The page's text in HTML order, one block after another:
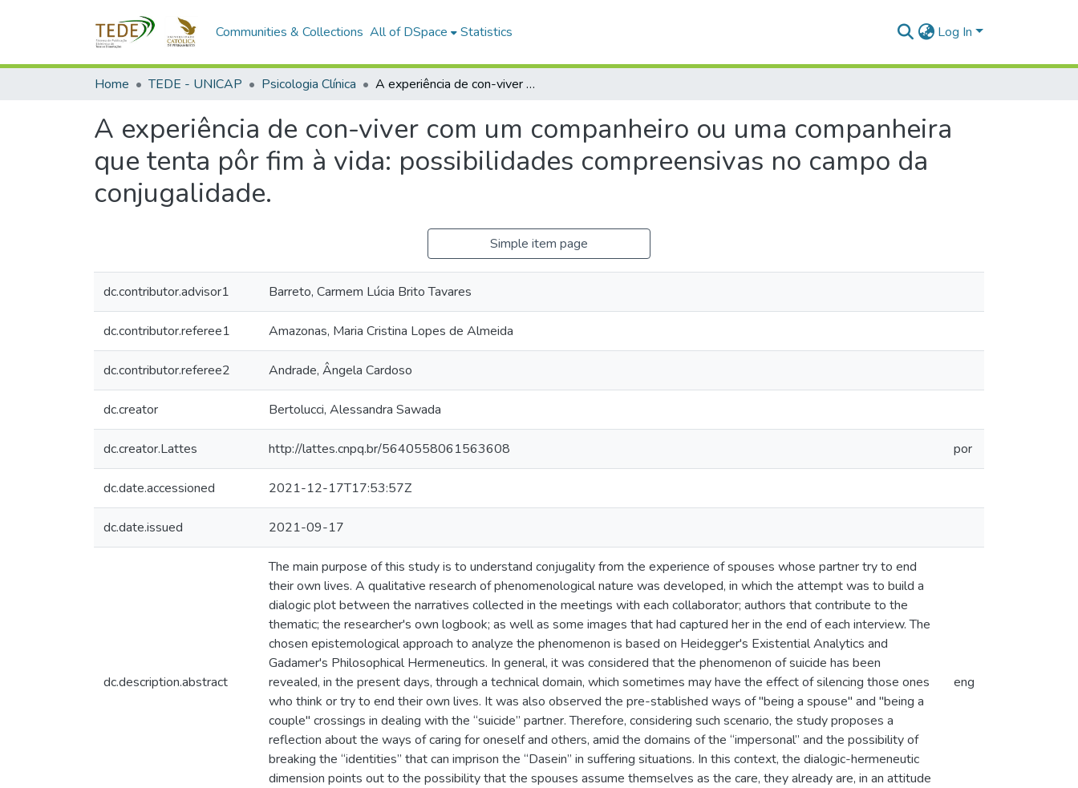
Communities & Collections All of DSpace Statistics Log In
Home TEDE - UNICAP Psicologia Clínica A experiência de con-viver com um companheiro ou uma companheira que tenta pôr fim à vida: possibilidades compreensivas no campo da conjugalidade.
A experiência de con-viver com um companheiro ou uma companheira
que tenta pôr fim à vida: possibilidades compreensivas no campo da
conjugalidade.
Simple item page
dc.contributor.advisor1 Barreto, Carmem Lúcia Brito Tavares
dc.contributor.referee1 Amazonas, Maria Cristina Lopes de Almeida
dc.contributor.referee2 Andrade, Ângela Cardoso
dc.creator Bertolucci, Alessandra Sawada
dc.creator.Lattes http://lattes.cnpq.br/5640558061563608 por
dc.date.accessioned 2021-12-17T17:53:57Z
dc.date.issued 2021-09-17
dc.description.abstract
The main purpose of this study is to understand conjugality from the experience of spouses whose partner try to end
their own lives. A qualitative research of phenomenological nature was developed, in which the attempt was to build a
dialogic plot between the narratives collected in the meetings with each collaborator; authors that contribute to the
thematic; the researcher's own logbook; as well as some images that had captured her in the end of each interview. The
chosen epistemological approach to analyze the phenomenon is based on Heidegger's Existential Analytics and
Gadamer's Philosophical Hermeneutics. In general, it was considered that the phenomenon of suicide has been
revealed, in the present days, through a technical domain, which sometimes may have the effect of silencing those ones
who think or try to end their own lives. It was also observed the pre-stablished ways of "being a spouse" and "being a
couple" crossings in dealing with the “suicide” partner. Therefore, considering such scenario, the study proposes a
reflection about the ways of caring for oneself and others, amid the domains of the “impersonal” and the possibility of
breaking the “identities” that can imprison the “Dasein” in suffering situations. In this context, the dialogic-hermeneutic
dimension points out to the possibility that the spouses assume themselves as the care, they already are, in an attitude
eng